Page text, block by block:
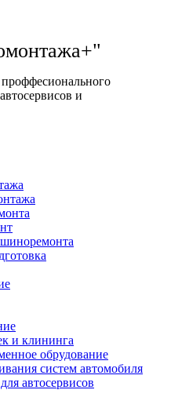
и
и клининга
обрудование
систем автомобиля
автосервисов